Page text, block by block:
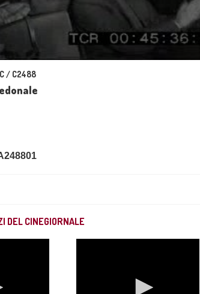
/ C2488
DEL CINEGIORNALE